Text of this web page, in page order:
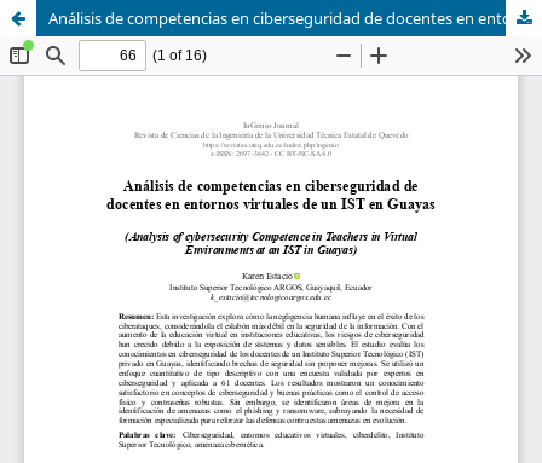
Análisis de competencias en ciberseguridad de docentes en entornos virtuales de un IST en Guayas